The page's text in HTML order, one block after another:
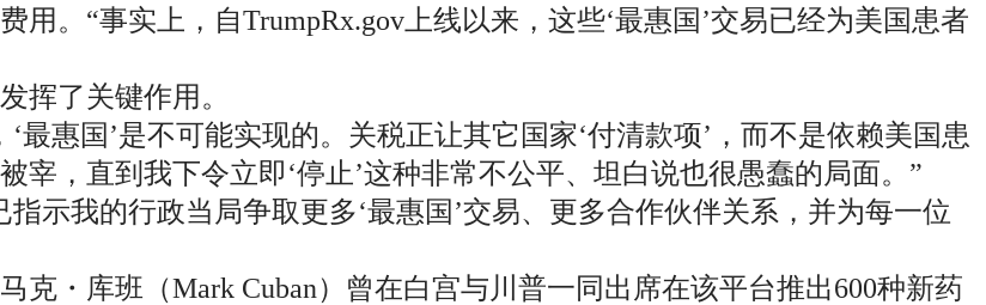
用。“事实上，自TrumpRx.gov上线以来，这些‘最惠国’交易已经为美国患者
挥了关键作用。
最惠国’是不可能实现的。关税正让其它国家‘付清款项’，而不是依赖美国患
宰，直到我下令立即‘停止’这种非常不公平、坦白说也很愚蠢的局面。”
示我的行政当局争取更多‘最惠国’交易、更多合作伙伴关系，并为每一位
克・库班（Mark Cuban）曾在白宫与川普一同出席在该平台推出600种新药